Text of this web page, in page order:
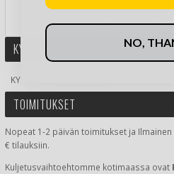
JA VOITA
KYSY LISÄÄ TUOTTEESTA
KYSY LISÄÄ TUOTTEESTA
TOIMITUKSET
Nopeat 1-2 päivän toimitukset ja
€ tilauksiin.
Kuljetusvaihtoehtomme kotimaassa ovat
NO,